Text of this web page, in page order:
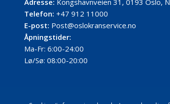
Adresse: Kongshavnveien 31, 0193 Oslo,
Telefon: +47 912 11000
E-post: Post@oslokranservice.no
Åpningstider:
Ma-Fr: 6:00-24:00
Lø/Sø: 08:00-20:00